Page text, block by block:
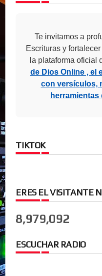
Te invitamos a
Escrituras y
la plataforma oficial
de Dios Online , el
con versículos,
TIKTOK
ERES EL VISITANTE
8,979,092
ESCUCHAR RADIO